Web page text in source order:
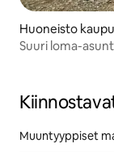
Huoneisto
Suuri loma-
Muuntyyppiset